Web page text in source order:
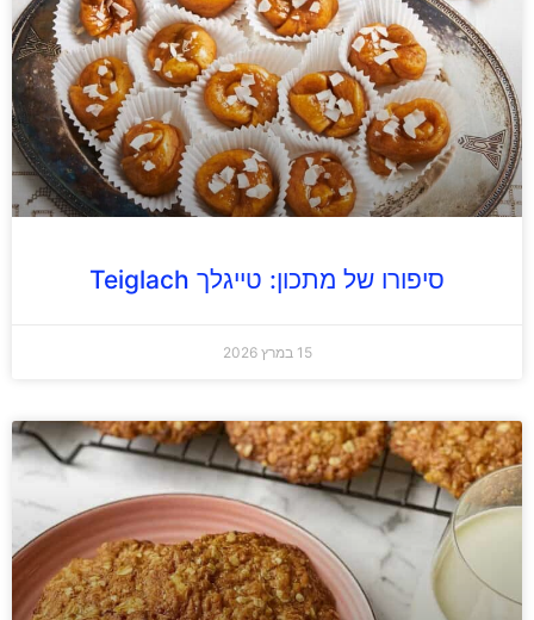
סיפורו של מתכון: טייגלך Teiglach
15 במרץ 2026